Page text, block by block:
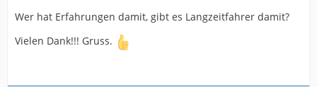
Wer hat Erfahrungen damit, gibt es Langzeitfahrer damit?
Vielen Dank!!! Gruss.